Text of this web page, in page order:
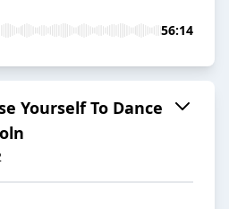
56:14
Yourself To Dance